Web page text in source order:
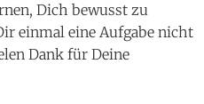
Dich bewusst zu
einmal eine Aufgabe nicht
Dank für Deine